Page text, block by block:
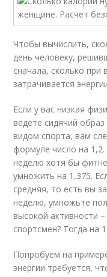
Чтобы вычислить,
день человеку,
сначала, сколько при
затрачивается
Если у вас низкая
ведете сидячий
видом спорта, вам
формуле число на
неделю хотя бы
умножить на 1,375.
средняя, то есть вы
неделю, умножьте
высокой активности
спортсмен? Тогда на
Попробуем на
энергии требуется,